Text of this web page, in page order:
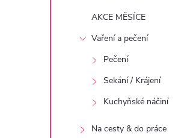
AKCE MĚSÍCE
Vaření a pečení
Pečení
Sekání / Krájení
Kuchyňské náčiní
Na cesty & do práce